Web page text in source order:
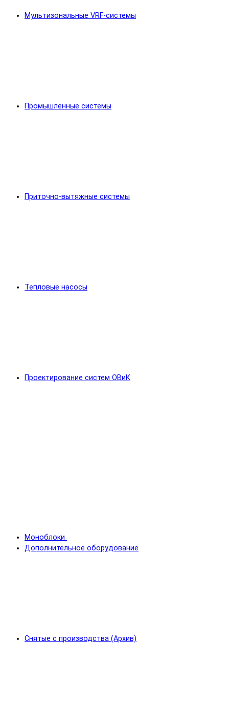
Мультизональные VRF-системы
Промышленные системы
Приточно-вытяжные системы
Тепловые насосы
Проектирование систем ОВиК
Моноблоки
Дополнительное оборудование
Снятые с производства (Архив)